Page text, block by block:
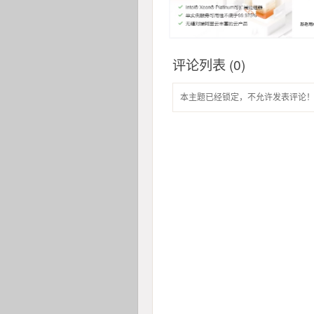
评论列表 (0)
本主题已经锁定，不允许发表评论！